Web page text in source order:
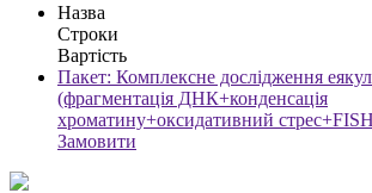
Назва
Строки
Вартість
Пакет: Комплексне дослідження
(фрагментація ДНК+конденсація
хроматину+оксидативний
Замовити